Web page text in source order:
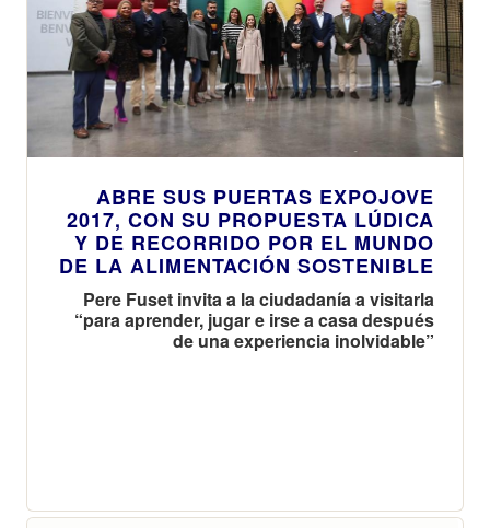
ABRE SUS PUERTAS EXPOJOVE
2017, CON SU PROPUESTA LÚDICA
Y DE RECORRIDO POR EL MUNDO
DE LA ALIMENTACIÓN SOSTENIBLE
Pere Fuset invita a la ciudadanía a visitarla
“para aprender, jugar e irse a casa después
de una experiencia inolvidable”